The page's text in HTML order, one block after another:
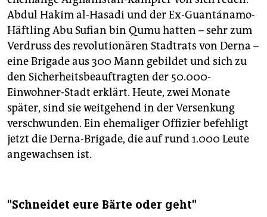
Abdul Hakim al-Hasadi und der Ex-Guantánamo-
Häftling Abu Sufian bin Qumu hatten – sehr zum
Verdruss des revolutionären Stadtrats von Derna –
eine Brigade aus 300 Mann gebildet und sich zu
den Sicherheitsbeauftragten der 50.000-
Einwohner-Stadt erklärt. Heute, zwei Monate
später, sind sie weitgehend in der Versenkung
verschwunden. Ein ehemaliger Offizier befehligt
jetzt die Derna-Brigade, die auf rund 1.000 Leute
angewachsen ist.
"Schneidet eure Bärte oder geht"